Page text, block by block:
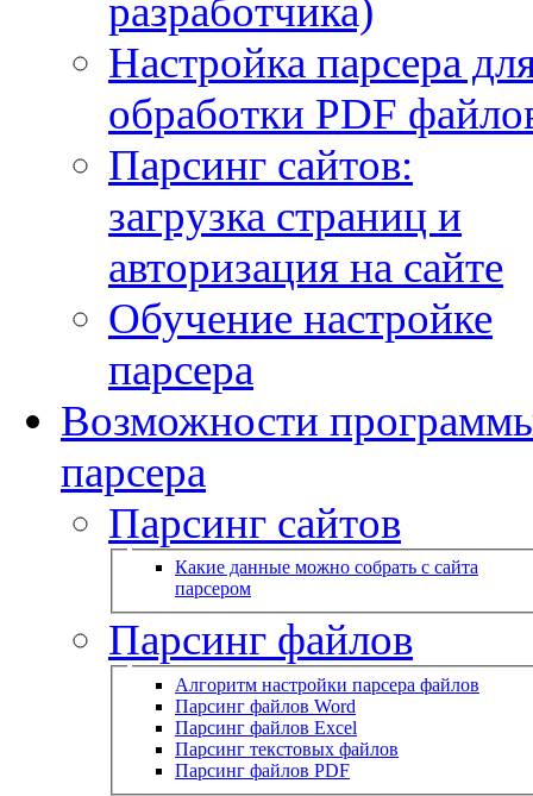
разработчика)
Настройка парсера
обработки PDF
Парсинг сайтов:
загрузка страниц и
авторизация на сайте
Обучение настройке
парсера
Возможности
парсера
Парсинг сайтов
Какие данные можно собрать с сайта
парсером
Парсинг файлов
Алгоритм настройки парсера файлов
Парсинг файлов Word
Парсинг файлов Excel
Парсинг текстовых файлов
Парсинг файлов PDF